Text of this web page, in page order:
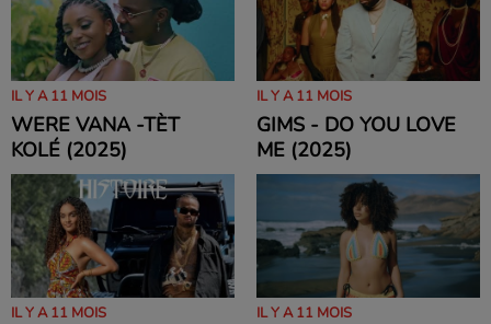
IL Y A 11 MOIS
WERE VANA -TÈT
KOLÉ (2025)
IL Y A 11 MOIS
GIMS - DO YOU LOVE
ME (2025)
IL Y A 11 MOIS IL Y A 11 MOIS